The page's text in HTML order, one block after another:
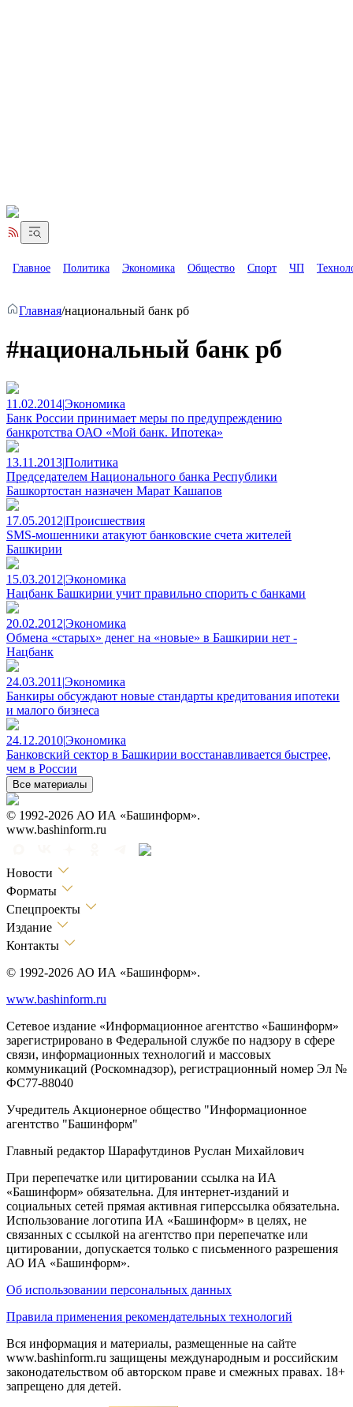
Главное Политика Экономика Общество Спорт ЧП
Главная/национальный банк рб
#национальный банк рб
11.02.2014|Экономика
Банк России принимает меры по предупреждению
банкротства ОАО «Мой банк. Ипотека»
13.11.2013|Политика
Председателем Национального банка Республики
Башкортостан назначен Марат Кашапов
17.05.2012|Происшествия
SMS-мошенники атакуют банковские счета жителей
Башкирии
15.03.2012|Экономика
Нацбанк Башкирии учит правильно спорить с банками
20.02.2012|Экономика
Обмена «старых» денег на «новые» в Башкирии нет -
Нацбанк
24.03.2011 |Экономика
Банкиры обсуждают новые стандарты кредитования ипотеки
и малого бизнеса
24.12.2010|Экономика
Банковский сектор в Башкирии восстанавливается быстрее,
чем в России
Все материалы
© 1992-2026 АО ИА «Башинформ».
www.bashinform.ru
Новости
Форматы
Спецпроекты
Издание
Контакты
© 1992-2026 АО ИА «Башинформ».
www.bashinform.ru
Сетевое издание «Информационное агентство «Башинформ»
зарегистрировано в Федеральной службе по надзору в сфере
связи, информационных технологий и массовых
коммуникаций (Роскомнадзор), регистрационный номер Эл №
ФС77-88040
Учредитель Акционерное общество "Информационное
агентство "Башинформ"
Главный редактор Шарафутдинов Руслан Михайлович
При перепечатке или цитировании ссылка на ИА
«Башинформ» обязательна. Для интернет-изданий и
социальных сетей прямая активная гиперссылка обязательна.
Использование логотипа ИА «Башинформ» в целях, не
связанных с ссылкой на агентство при перепечатке или
цитировании, допускается только с письменного разрешения
АО ИА «Башинформ».
Об использовании персональных данных
Правила применения рекомендательных технологий
Вся информация и материалы, размещенные на сайте
www.bashinform.ru защищены международным и российским
законодательством об авторском праве и смежных правах. 18+
запрещено для детей.